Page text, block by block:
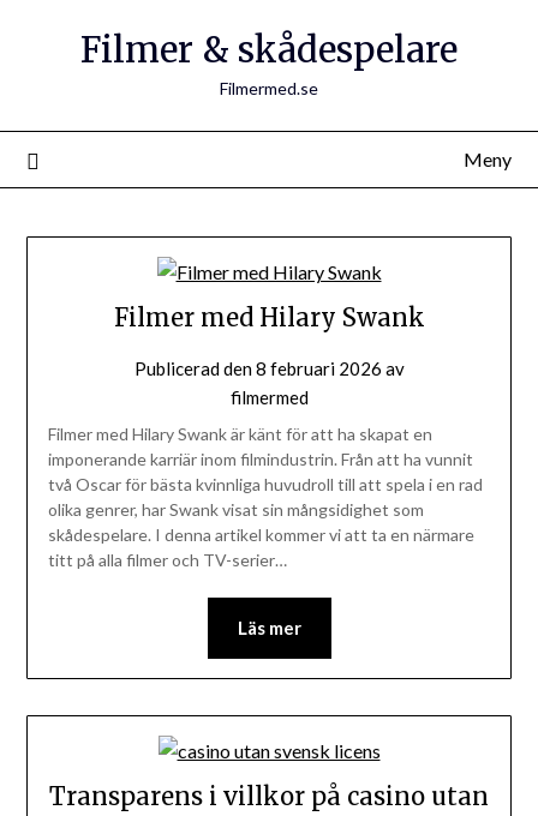
Filmer & skådespelare
Filmermed.se
Meny
Filmer med Hilary Swank
Publicerad den8 februari 2026 av
filmermed
Filmer med Hilary Swank är känt för att ha skapat en
imponerande karriär inom filmindustrin. Från att ha vunnit
två Oscar för bästa kvinnliga huvudroll till att spela i en rad
olika genrer, har Swank visat sin mångsidighet som
skådespelare. I denna artikel kommer vi att ta en närmare
titt på alla filmer och TV-serier…
Läs mer
Transparens i villkor på casino utan